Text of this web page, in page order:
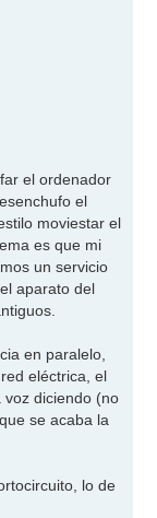
el ordenador
el
moviestar el
es que mi
un servicio
aparato del
en paralelo,
eléctrica, el
voz diciendo (no
se acaba la
lo de